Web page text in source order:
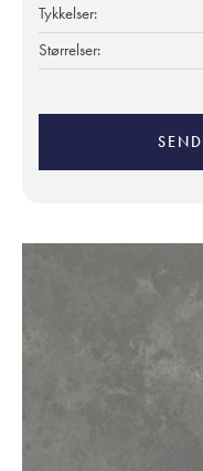
Tykkelser:
Størrelser: